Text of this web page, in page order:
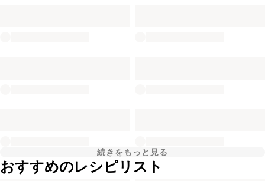
続きをもっと見る
おすすめのレシピリスト